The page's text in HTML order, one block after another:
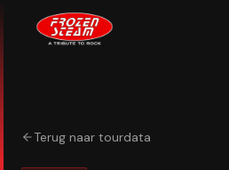
Terug naar tourdata